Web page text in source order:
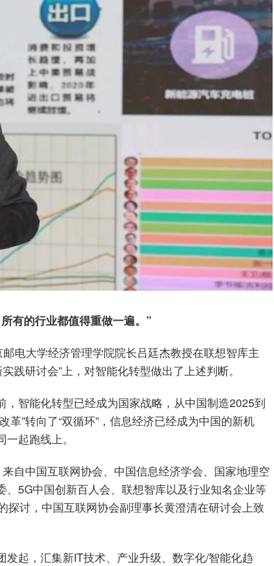
有的行业都值得重做一遍。”
电大学经济管理学院院长吕廷杰教授在联想智库主
践研讨会”上，对智能化转型做出了上述判断。
智能化转型已经成为国家战略，从中国制造2025到
”转向了“双循环”，信息经济已经成为中国的新机
起跑线上。
自中国互联网协会、中国信息经济学会、国家地理空
5G中国创新百人会、联想智库以及行业知名企业等
讨，中国互联网协会副理事长黄澄清在研讨会上致
起，汇集新IT技术、产业升级、数字化/智能化趋